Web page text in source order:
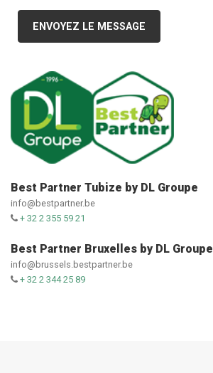
ENVOYEZ LE MESSAGE
Best Partner Tubize by DL Groupe
info@bestpartner.be
+ 32 2 355 59 21
Best Partner Bruxelles by DL Groupe
info@brussels.bestpartner.be
+ 32 2 344 25 89